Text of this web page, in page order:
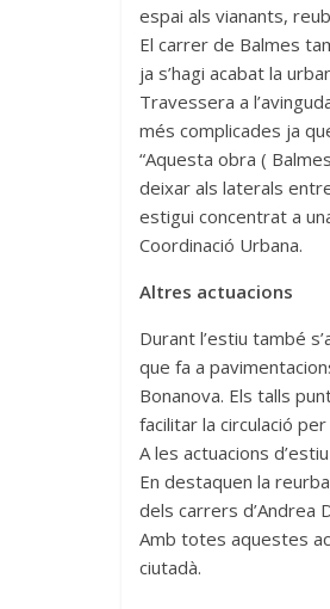
espai als vianants,
El carrer de Balmes
ja s’hagi acabat la
Travessera a
més complicades ja
“Aquesta obra (
deixar als laterals
estigui concentrat a
Coordinació Urbana.
Altres actuacions
Durant l’estiu també
que fa a
Bonanova. Els talls
facilitar la circulació
A les actuacions
En destaquen la
dels carrers d’Andrea
Amb totes aquestes
ciutadà.